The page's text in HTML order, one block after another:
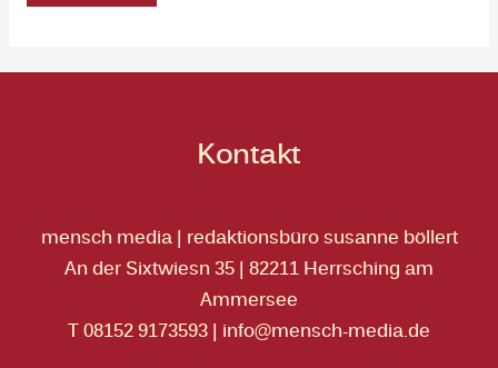
Kontakt
mensch media | redaktionsbüro susanne böllert
An der Sixtwiesn 35 | 82211 Herrsching am
Ammersee
T 08152 9173593 | info@mensch-media.de